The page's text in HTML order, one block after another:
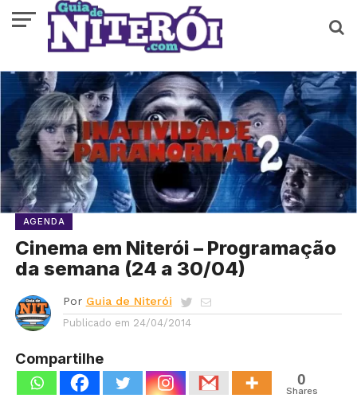
AGENDA
Cinema em Niterói – Programação
da semana (24 a 30/04)
Por Guia de Niterói
Publicado em 24/04/2014
Compartilhe
0
Shares